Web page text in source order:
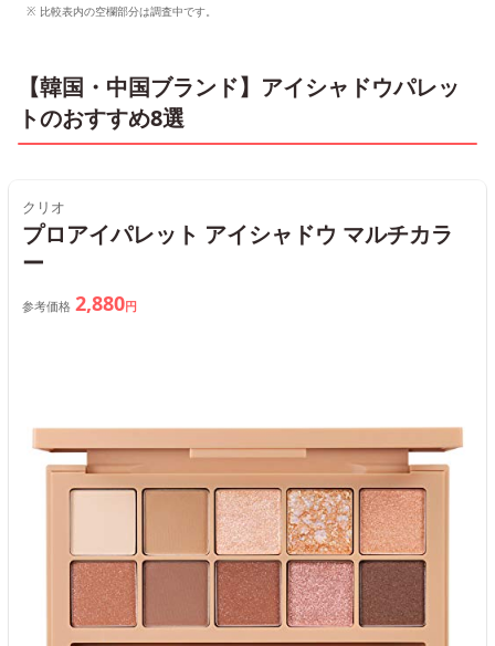
比較表内の空欄部分は調査中です。
【韓国・中国ブランド】アイシャドウパレッ
トのおすすめ8選
クリオ
プロアイパレット アイシャドウ マルチカラ
ー
参考価格 2,880円